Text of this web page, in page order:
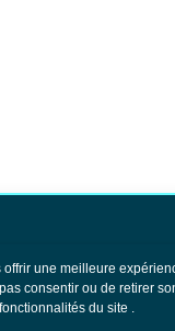
offrir une meilleure
consentir ou de retirer
du site .